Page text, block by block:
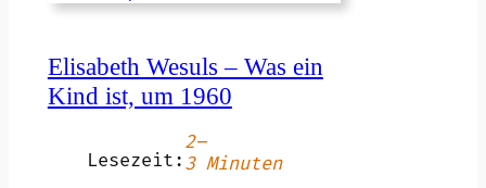
Elisabeth Wesuls – Was ein
Kind ist, um 1960
Lesezeit:
2–
3 Minuten